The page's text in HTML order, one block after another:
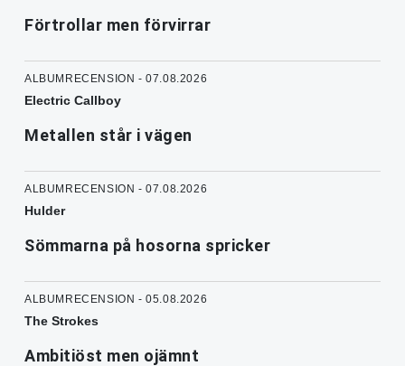
Förtrollar men förvirrar
ALBUMRECENSION - 07.08.2026
Electric Callboy
Metallen står i vägen
ALBUMRECENSION - 07.08.2026
Hulder
Sömmarna på hosorna spricker
ALBUMRECENSION - 05.08.2026
The Strokes
Ambitiöst men ojämnt